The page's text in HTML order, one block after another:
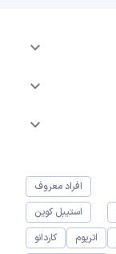
افراد معروف
استیبل کوین
اتریوم کاردانو